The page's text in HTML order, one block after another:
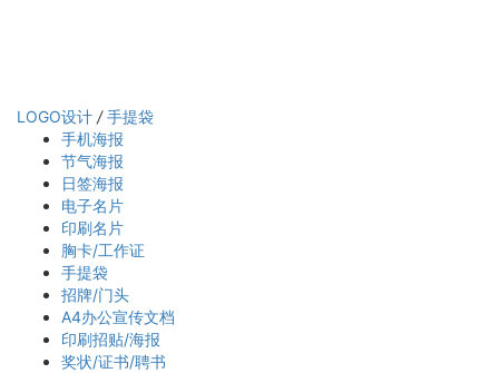
LOGO设计 / 手提袋
手机海报
节气海报
日签海报
电子名片
印刷名片
胸卡/工作证
手提袋
招牌/门头
A4办公宣传文档
印刷招贴/海报
奖状/证书/聘书